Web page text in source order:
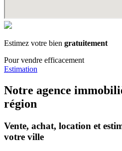
Estimez votre bien gratuitement
Pour vendre efficacement
Estimation
Notre agence
région
Vente, achat, location et
votre ville